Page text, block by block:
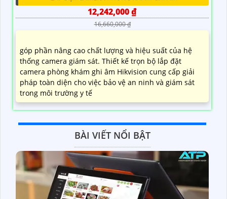
12,242,000 ₫
16,660,000 ₫
góp phần nâng cao chất lượng và hiệu suất của hệ
thống camera giám sát. Thiết kế trọn bộ lắp đặt
camera phòng khám ghi âm Hikvision cung cấp giải
pháp toàn diện cho việc bảo vệ an ninh và giám sát
trong môi trường y tế
BÀI VIẾT NỔI BẬT